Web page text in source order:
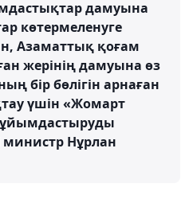
дамуына
көтермеленуге
Азаматтық қоғам
жерінің дамуына өз
бір бөлігін арнаған
үшін «Жомарт
Нұрлан